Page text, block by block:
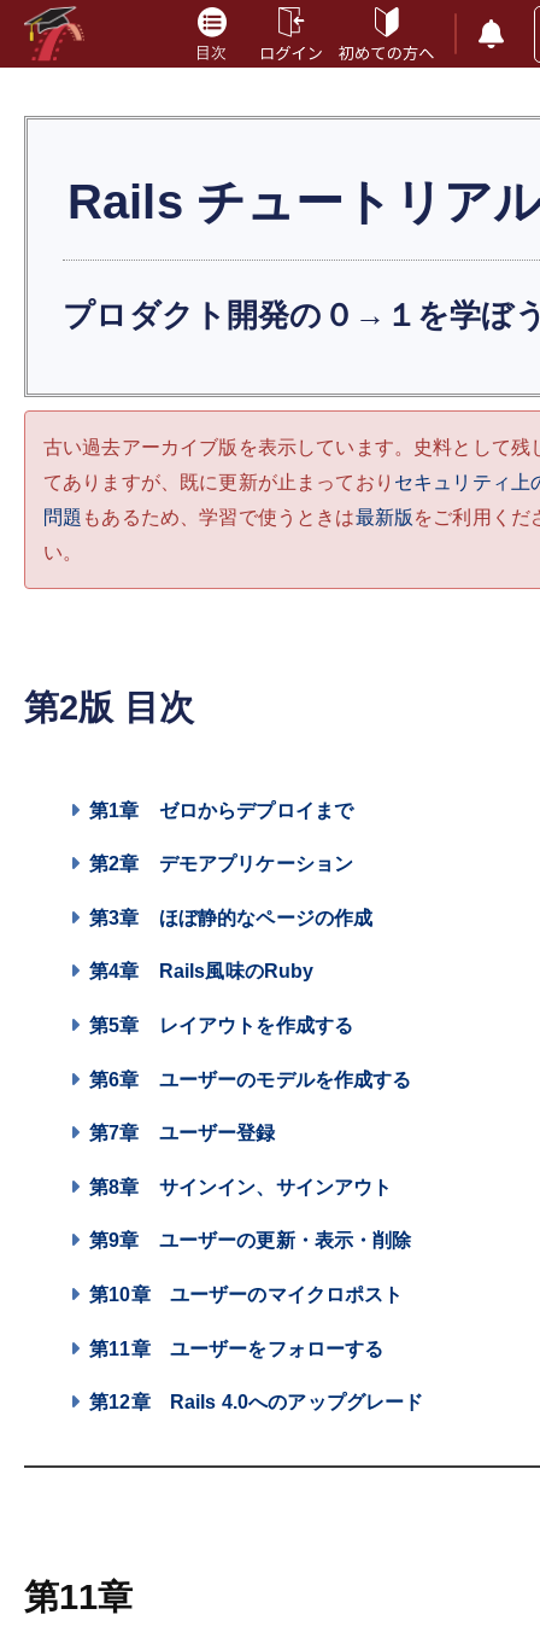
Rails チュートリア
プロダクト開発の０→１を学ぼ
古い過去アーカイブ版を表示しています。史料として残
てありますが、既に更新が止まっており セキュリティ上
問題 もあるため、学習で使うときは最新版 をご利用くだ
い。
第2版 目次
第1章 ゼロからデプロイまで
第2章 デモアプリケーション
第3章 ほぼ静的なページの作成
第4章 Rails風味のRuby
第5章 レイアウトを作成する
第6章 ユーザーのモデルを作成する
第7章 ユーザー登録
第8章 サインイン、サインアウト
第9章 ユーザーの更新・表示・削除
第10章 ユーザーのマイクロポスト
第11章 ユーザーをフォローする
第12章 Rails 4.0へのアップグレード
第11章